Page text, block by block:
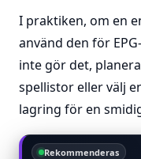
I praktiken, om en
använd den för
inte gör det,
spellistor eller välj
lagring för en
Rekommenderas